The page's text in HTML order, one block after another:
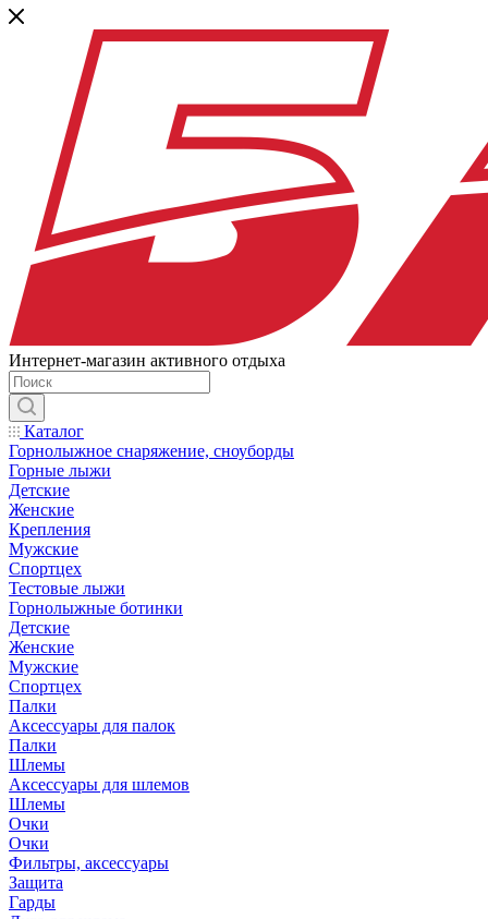
Интернет-магазин активного отдыха
Каталог
Горнолыжное снаряжение, сноуборды
Горные лыжи
Детские
Женские
Крепления
Мужские
Спортцех
Тестовые лыжи
Горнолыжные ботинки
Детские
Женские
Мужские
Спортцех
Палки
Аксессуары для палок
Палки
Шлемы
Аксессуары для шлемов
Шлемы
Очки
Очки
Фильтры, аксессуары
Защита
Гарды